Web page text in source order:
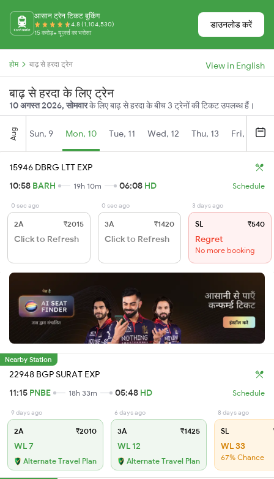
आसान ट्रेन टिकट बुकिंग
4.8 (1,104,530)
15 करोड़+ यूज़र्स का भरोसा
डाउनलोड करें
होम बाढ़ से हरदा ट्रेन View in English
बाढ़ से हरदा के लिए ट्रेन
10 अगस्त 2026, सोमवारके लिए बाढ़ से हरदा के बीच 3 ट्रेनों की टिकट उपलब्ध हैं।
Aug Sun, 9 Mon, 10 Tue, 11 Wed, 12 Thu, 13 Fri, 14
15946 DBRG LTT EXP
10:58 BARH 19h 10m 06:08 HD Schedule
0 sec ago
2A ₹2015
Click to Refresh
0 sec ago
3A ₹1420
Click to Refresh
3 days ago
SL ₹540
Regret
No more booking
Nearby Station
22948 BGP SURAT EXP
11:15 PNBE 18h 33m 05:48 HD Schedule
9 days ago
2A ₹2010
WL 7
Alternate Travel Plan
6 days ago
3A ₹1425
WL 12
Alternate Travel Plan
8 days ago
SL
WL 33
67% Chance